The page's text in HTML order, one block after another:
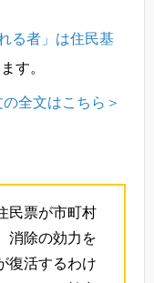
る者」は住民基
す。
全文はこちら＞
民票が市町村
消除の効力を
復活するわけ